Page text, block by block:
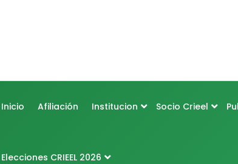
Inicio Afiliación Institucion Socio Crieel
Elecciones CRIEEL 2026